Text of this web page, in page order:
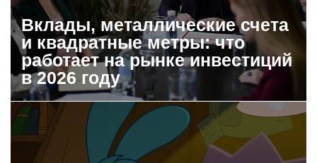
Вклады, металлические счета
и квадратные метры: что
работает на рынке инвестиций
в 2026 году